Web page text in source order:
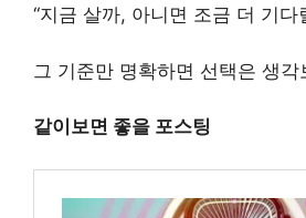
“지금 살까, 아니면 조금 더 기다
그 기준만 명확하면 선택은 생
같이보면 좋을 포스팅